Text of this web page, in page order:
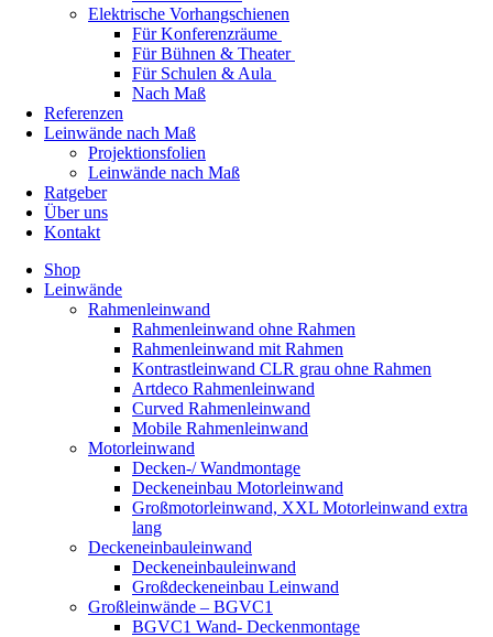
Elektrische Vorhangschienen
Für Konferenzräume
Für Bühnen & Theater
Für Schulen & Aula
Nach Maß
Referenzen
Leinwände nach Maß
Projektionsfolien
Leinwände nach Maß
Ratgeber
Über uns
Kontakt
Shop
Leinwände
Rahmenleinwand
Rahmenleinwand ohne Rahmen
Rahmenleinwand mit Rahmen
Kontrastleinwand CLR grau ohne Rahmen
Artdeco Rahmenleinwand
Curved Rahmenleinwand
Mobile Rahmenleinwand
Motorleinwand
Decken-/ Wandmontage
Deckeneinbau Motorleinwand
Großmotorleinwand, XXL Motorleinwand extra
lang
Deckeneinbauleinwand
Deckeneinbauleinwand
Großdeckeneinbau Leinwand
Großleinwände – BGVC1
BGVC1 Wand- Deckenmontage